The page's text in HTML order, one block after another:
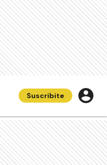
Suscribite